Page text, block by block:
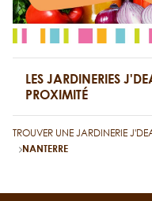
LES JARDINERIES
PROXIMITÉ
TROUVER UNE JARDINERIE
NANTERRE